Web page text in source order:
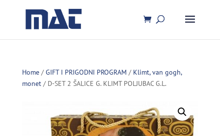
Home/GIFT I PRIGODNI PROGRAM / Klimt, van gogh,
monet/ D-SET 2 ŠALICE G. KLIMT POLJUBAC G.L.